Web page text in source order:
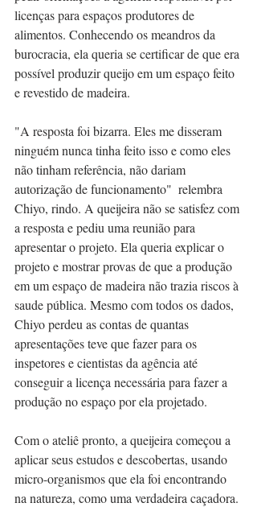
licenças para espaços produtores de
alimentos. Conhecendo os meandros da
burocracia, ela queria se certificar de que era
possível produzir queijo em um espaço feito
e revestido de madeira.
"A resposta foi bizarra. Eles me disseram
ninguém nunca tinha feito isso e como eles
não tinham referência, não dariam
autorização de funcionamento"  relembra
Chiyo, rindo. A queijeira não se satisfez com
a resposta e pediu uma reunião para
apresentar o projeto. Ela queria explicar o
projeto e mostrar provas de que a produção
em um espaço de madeira não trazia riscos à
saude pública. Mesmo com todos os dados,
Chiyo perdeu as contas de quantas
apresentações teve que fazer para os
inspetores e cientistas da agência até
conseguir a licença necessária para fazer a
produção no espaço por ela projetado.
Com o ateliê pronto, a queijeira começou a
aplicar seus estudos e descobertas, usando
micro-organismos que ela foi encontrando
na natureza, como uma verdadeira caçadora.